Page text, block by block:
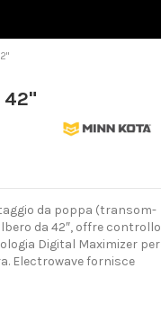
42"
da poppa (transom-
da 42″, offre controllo
Digital Maximizer per
Electrowave fornisce